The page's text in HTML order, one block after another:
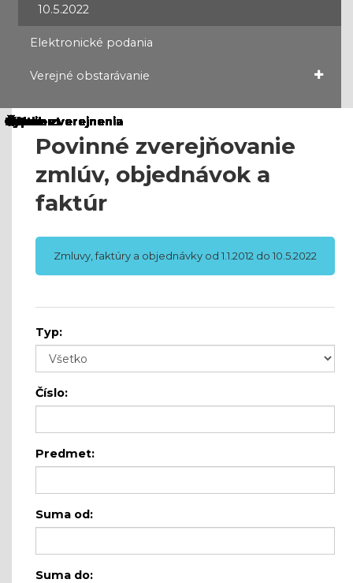
10.5.2022
Elektronické podania
Verejné obstarávanie
Povinné zverejňovanie
zmlúv, objednávok a
faktúr
Zmluvy, faktúry a objednávky od 1.1.2012 do 10.5.2022
Typ:
Číslo:
Predmet:
Suma od:
Suma do: